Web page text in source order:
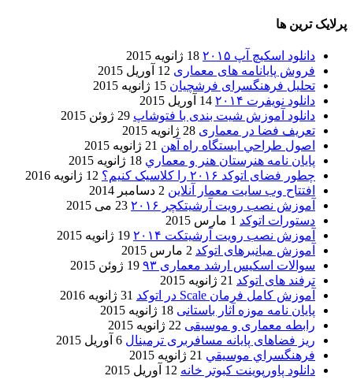
پرلایک ترین ها
دانلود اسکیچ آپ ۲۰۱۵
18 ژانویه 2015
فروش پایانامه های معماری 12 آوریل 2015
تحلیل فرهنگسرای فرشچیان 15 ژانویه 2015
دانلود نویفرت ۲۰۱۴
14 آوریل 2015
دانلود آموزش شیت بندی با فتوشاپ 29 ژوئن 2015
تعریف فضا در معماری 28 ژانویه 2015
اصول طراحي ایستگاه راه آهن 21 ژانویه 2015
پایان نامه هنرستان هنر و معماري 18 ژانویه 2015
چطور فضای اتوکد ۲۰۱۶ را کلاسیک کنیم؟
12 ژانویه 2016
افتتاح وب سایت معمار آنلاین 2 دسامبر 2014
آموزش نصب رویت آرشیتکچر ۲۰۱۶
23 می 2015
دستورات اتوکد 1 مارس 2015
آموزش نصب رویت آرشیتکت ۲۰۱۴
19 ژانویه 2015
آموزش میانبرهای اتوکد 2 مارس 2015
سوالات اسکیس ارشد معماری ۹۳
19 ژوئن 2015
ترفند های اتوکد 21 ژانویه 2015
آموزش کامل فرمان Scale در اتوکد
31 ژانویه 2016
پایان نامه موزه آثار باستانی 18 ژانویه 2015
رابطه معماری و موسیقی 22 ژانویه 2015
ریز فضاهای پایانه مسافربری ترمینال 6 آوریل 2015
فرهنگسراي موسيقي 21 ژانویه 2015
دانلود پاورپوینت کبوتر خانه 12 آوریل 2015